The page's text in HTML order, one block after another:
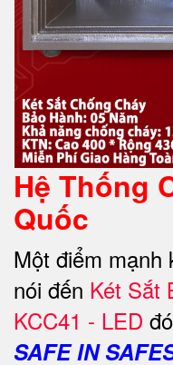
Hệ Thống
Quốc
Một điểm mạnh
nói đến Két Sắt
KCC41 - LED
SAFE IN